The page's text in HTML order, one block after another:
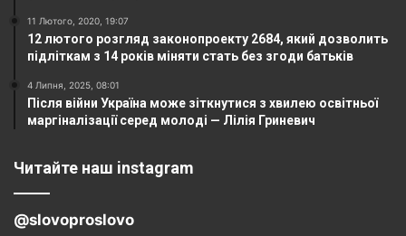
11 Лютого, 2020, 19:07
12 лютого розгляд законопроекту 2684, який дозволить
підліткам з 14 років міняти стать без згоди батьків
4 Липня, 2025, 08:01
Після війни Україна може зіткнутися з хвилею освітньої
маргіналізації серед молоді — Лілія Гриневич
Читайте наш instagram
@slovoproslovo